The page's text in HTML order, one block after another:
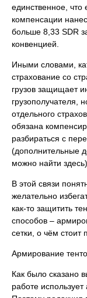
единственное, что
компенсации
больше 8,33 SDR
конвенцией.
Иными словами,
страхование со
грузов защищает
грузополучателя,
отдельного
обязана
разбираться с
(дополнительные
можно найти здесь).
В этой связи
желательно
как-то защитить
способов –
сетки, о чём стоит
Армирование
Как было сказано
работе